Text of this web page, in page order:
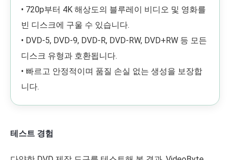
• 720p부터 4K 해상도의 블루레이 비디오 및 영화를
빈 디스크에 구울 수 있습니다.
• DVD-5, DVD-9, DVD-R, DVD-RW, DVD+RW 등 모든
디스크 유형과 호환됩니다.
• 빠르고 안정적이며 품질 손실 없는 생성을 보장합
니다.
테스트 경험